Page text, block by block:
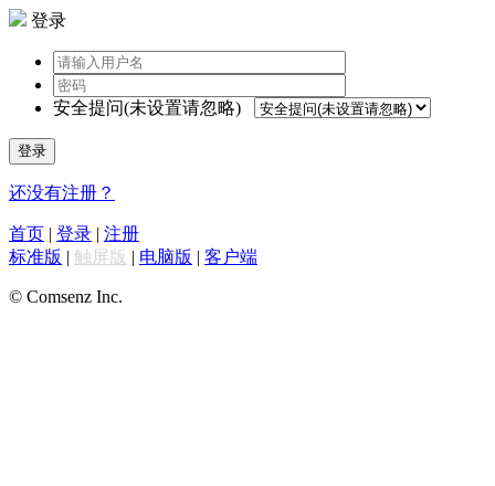
登录
安全提问(未设置请忽略)
登录
还没有注册？
首页 | 登录 | 注册
标准版 | 触屏版 | 电脑版 | 客户端
© Comsenz Inc.